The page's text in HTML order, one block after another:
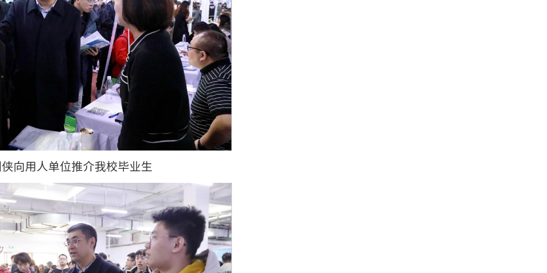
向用人单位推介我校毕业生